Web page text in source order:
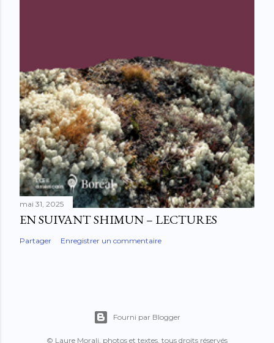
mai 31, 2025
EN SUIVANT SHIMUN – LECTURES
Partager Enregistrer un commentaire
Fourni par Blogger
© Laure Morali, photos et textes, tous droits réservés